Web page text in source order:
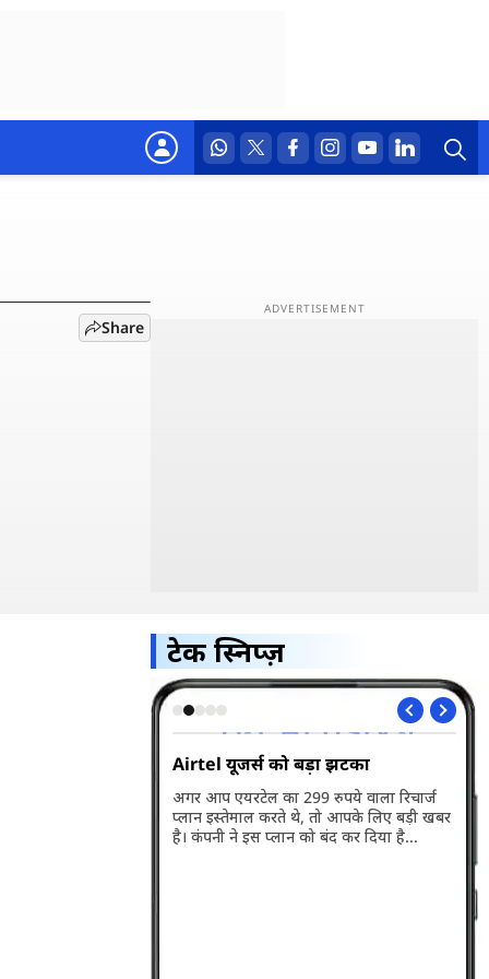
Share
टेक स्निप्ज़
Airtel यूजर्स को बड़ा झटका
अगर आप एयरटेल का 299 रुपये वाला रिचार्ज
प्लान इस्तेमाल करते थे, तो आपके लिए बड़ी खबर
है। कंपनी ने इस प्लान को बंद कर दिया है...